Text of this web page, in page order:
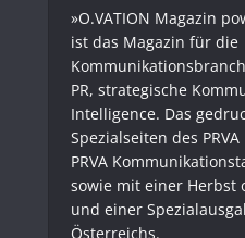
»O.VATION Magazin
ist das Magazin für die
PR, strategische
Intelligence. Das
Spezialseiten des
PRVA
sowie mit einer Herbst
und einer
Österreichs.